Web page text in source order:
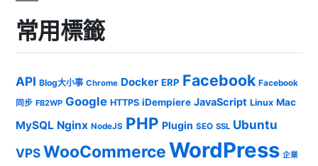
常用標籤
API Blog大小事 Chrome Docker ERP Facebook Facebook
同步 FB2WP Google HTTPS iDempiere JavaScript Linux Mac
MySQL Nginx NodeJS PHP Plugin SEO SSL Ubuntu
VPSWooCommerceWordPress 企業